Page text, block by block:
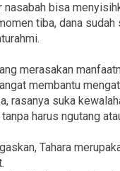
nasabah bisa
tiba, dana
merasakan
membantu
rasanya suka
tanpa harus ngutang
Tahara